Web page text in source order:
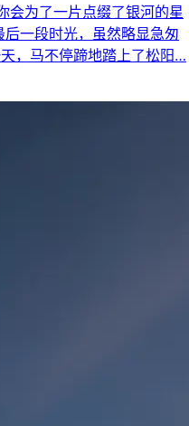
会为了一片点缀了银河的星
一段时光，虽然略显急匆
，马不停蹄地踏上了松阳…